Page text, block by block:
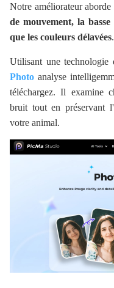
Notre améliorateur
de mouvement, la
que les couleurs délavées.
Utilisant une technologie
Photo analyse
téléchargez. Il examine
bruit tout en préservant
votre animal.